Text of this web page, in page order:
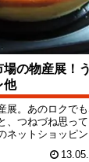
の物産展！
他
展。あのロクで
、つねづね思っ
ネットショッピ